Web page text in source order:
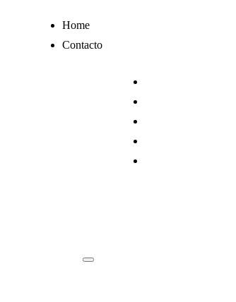
Home
Contacto